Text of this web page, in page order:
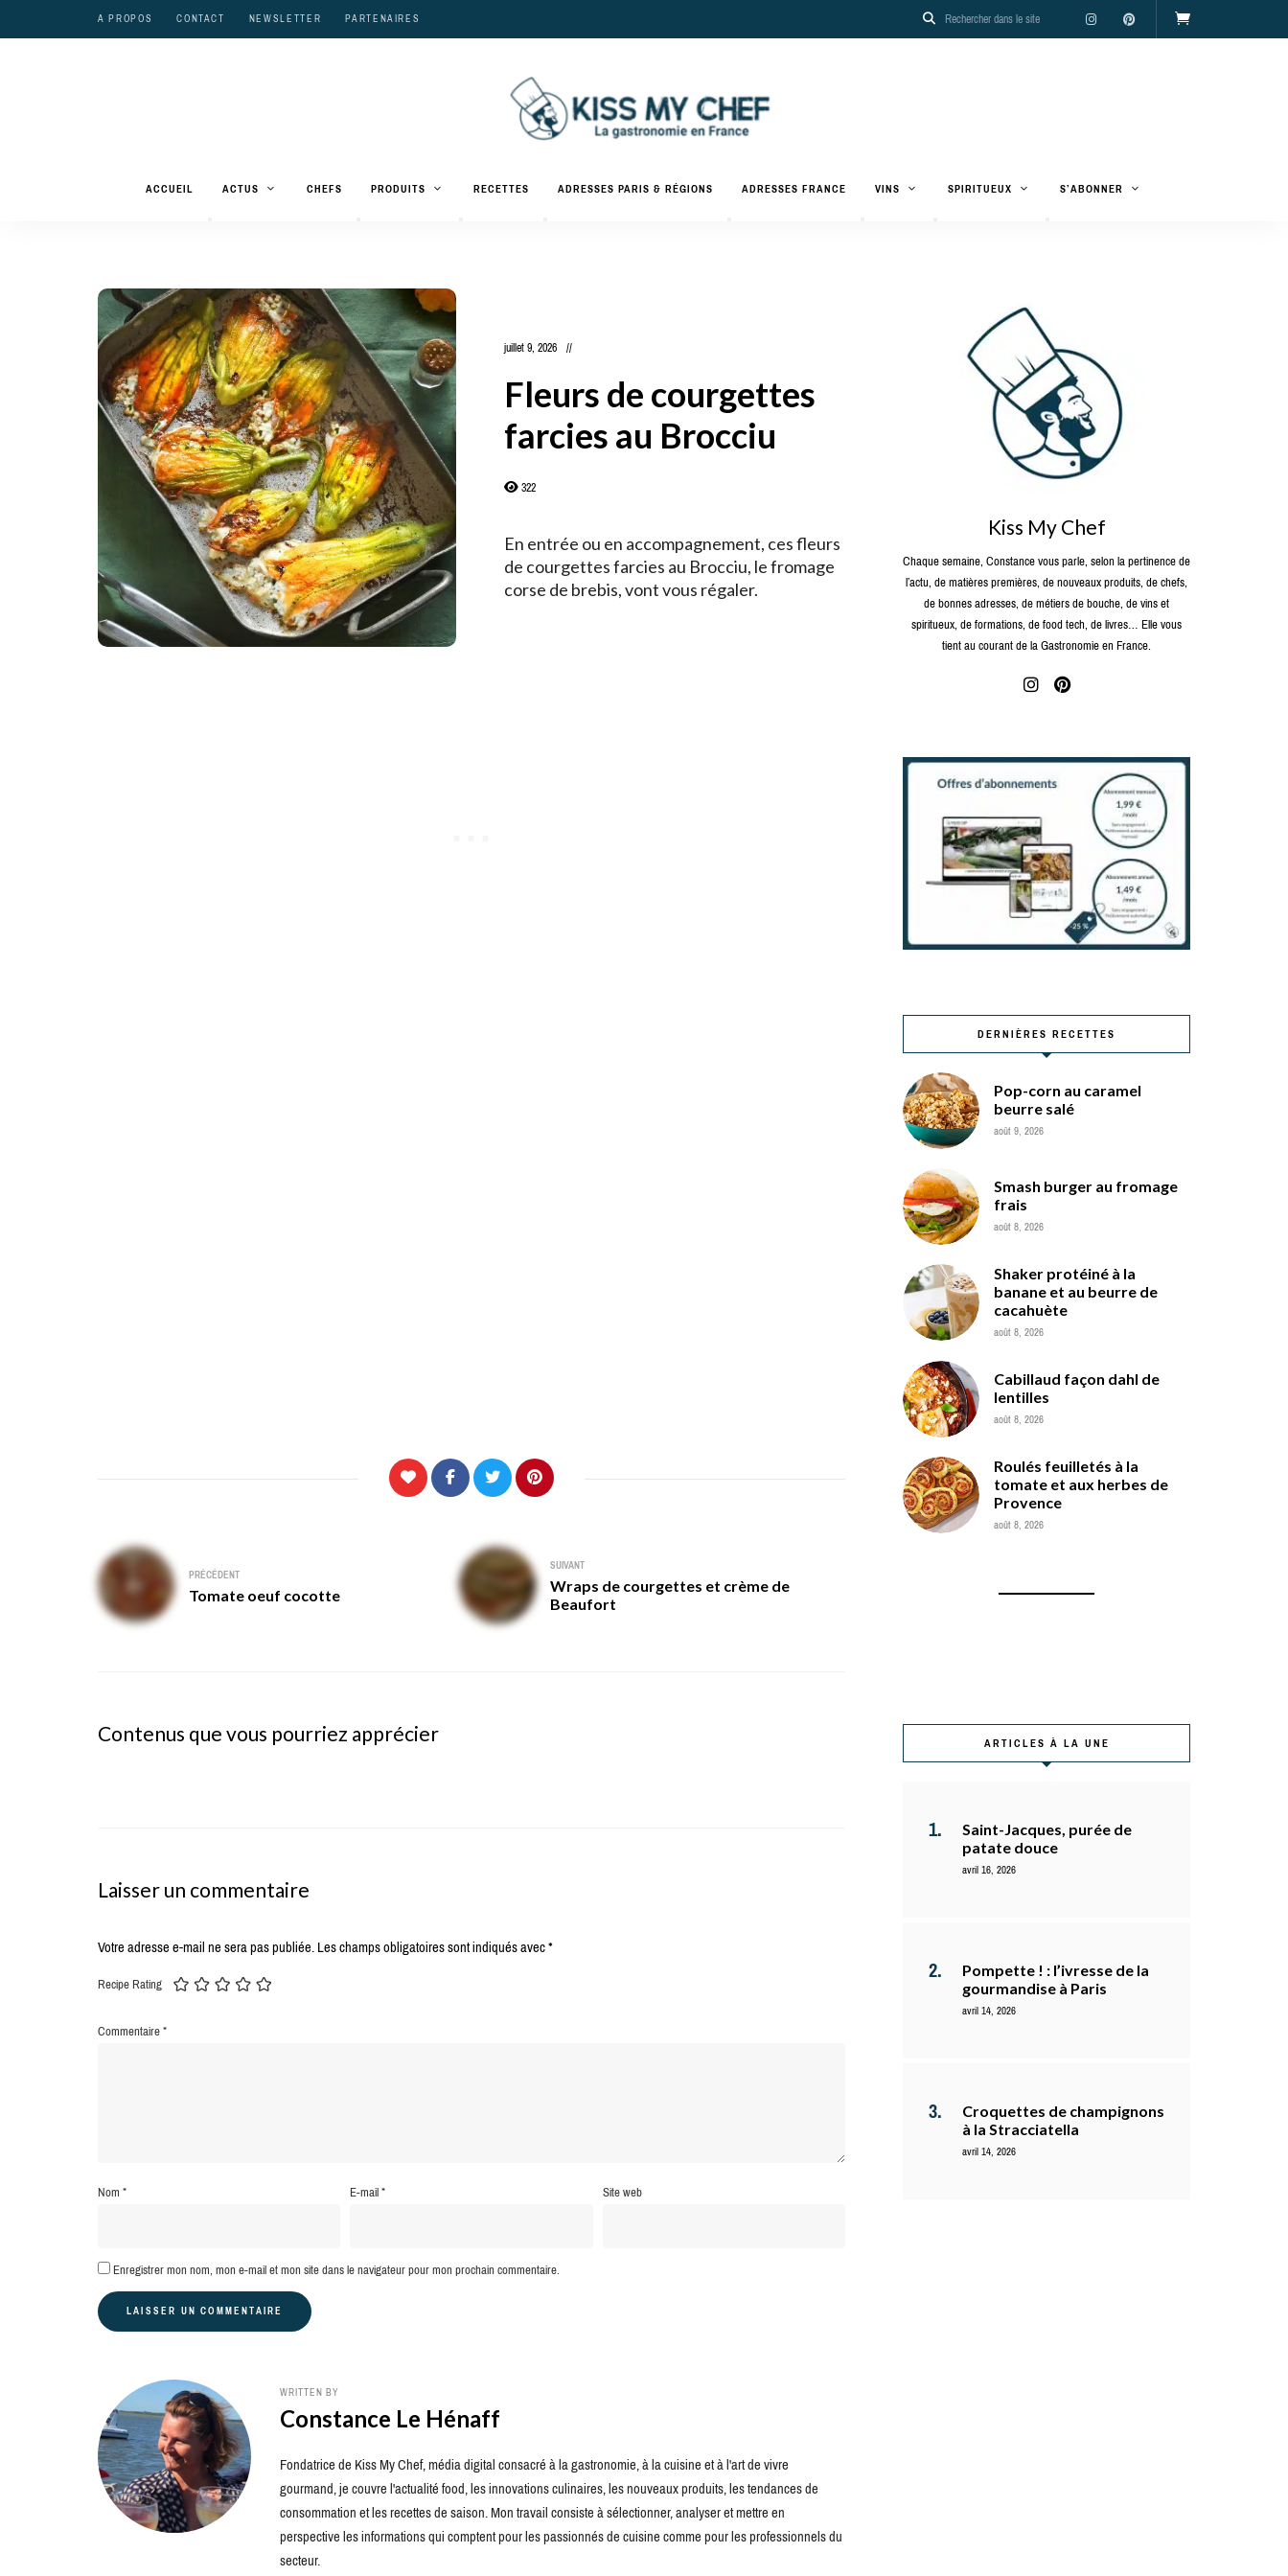
A PROPOS CONTACT NEWSLETTER PARTENAIRES
Kiss
gastronomiques
et
ACCUEIL ACTUS CHEFS PRODUITS RECETTES ADRESSES PARIS & RÉGIONS ADRESSES FRANCE VINS SPIRITUEUX S’ABONNER
juillet 9, 2026
Fleurs de courgettes
farcies au Brocciu
322
En entrée ou en accompagnement, ces fleurs
de courgettes farcies au Brocciu, le fromage
corse de brebis, vont vous régaler.
Navigation
de
l’article
PRÉCÉDENT
Tomate oeuf cocotte
SUIVANT
Wraps de courgettes et crème de
Beaufort
Contenus que vous pourriez apprécier
Laisser un commentaire
Votre adresse e-mail ne sera pas publiée.Les champs obligatoires sont indiqués avec*
Recipe Rating
Commentaire*
Nom* E-mail* Site web
Enregistrer mon nom, mon e-mail et mon site dans le navigateur pour mon prochain commentaire.
WRITTEN BY
Constance Le Hénaff
Fondatrice de Kiss My Chef, média digital consacré à la gastronomie, à la cuisine et à l'art de vivre
gourmand, je couvre l'actualité food, les innovations culinaires, les nouveaux produits, les tendances de
consommation et les recettes de saison. Mon travail consiste à sélectionner, analyser et mettre en
perspective les informations qui comptent pour les passionnés de cuisine comme pour les professionnels du
secteur.
Kiss My Chef
Chaque semaine, Constance vous parle, selon la pertinence de
l’actu, de matières premières, de nouveaux produits, de chefs,
de bonnes adresses, de métiers de bouche, de vins et
spiritueux, de formations, de food tech, de livres… Elle vous
tient au courant de la Gastronomie en France.
DERNIÈRES RECETTES
Pop-corn au caramel
beurre salé
août 9, 2026
Smash burger au fromage
frais
août 8, 2026
Shaker protéiné à la
banane et au beurre de
cacahuète
août 8, 2026
Cabillaud façon dahl de
lentilles
août 8, 2026
Roulés feuilletés à la
tomate et aux herbes de
Provence
août 8, 2026
ARTICLES À LA UNE
Saint-Jacques, purée de
patate douce
avril 16, 2026
Pompette ! : l’ivresse de la
gourmandise à Paris
avril 14, 2026
Croquettes de champignons
à la Stracciatella
avril 14, 2026